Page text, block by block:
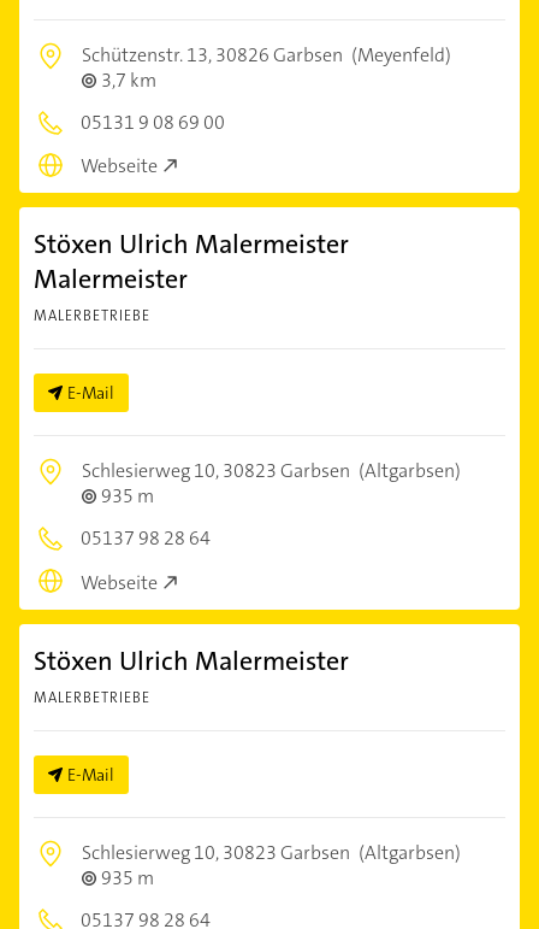
Schützenstr. 13,30826 Garbsen (Meyenfeld)
3,7 km
05131 9 08 69 00
Webseite
Stöxen Ulrich Malermeister
Malermeister
MALERBETRIEBE
E-Mail
Schlesierweg 10,30823 Garbsen (Altgarbsen)
935 m
05137 98 28 64
Webseite
Stöxen Ulrich Malermeister
MALERBETRIEBE
E-Mail
Schlesierweg 10,30823 Garbsen (Altgarbsen)
935 m
05137 98 28 64